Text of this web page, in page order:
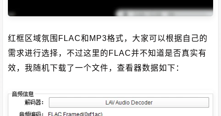
红框区域氛围FLAC和MP3格式，大家可以根据自己的
需求进行选择，不过这里的FLAC并不知道是否真实有
效，我随机下载了一个文件，查看器数据如下：